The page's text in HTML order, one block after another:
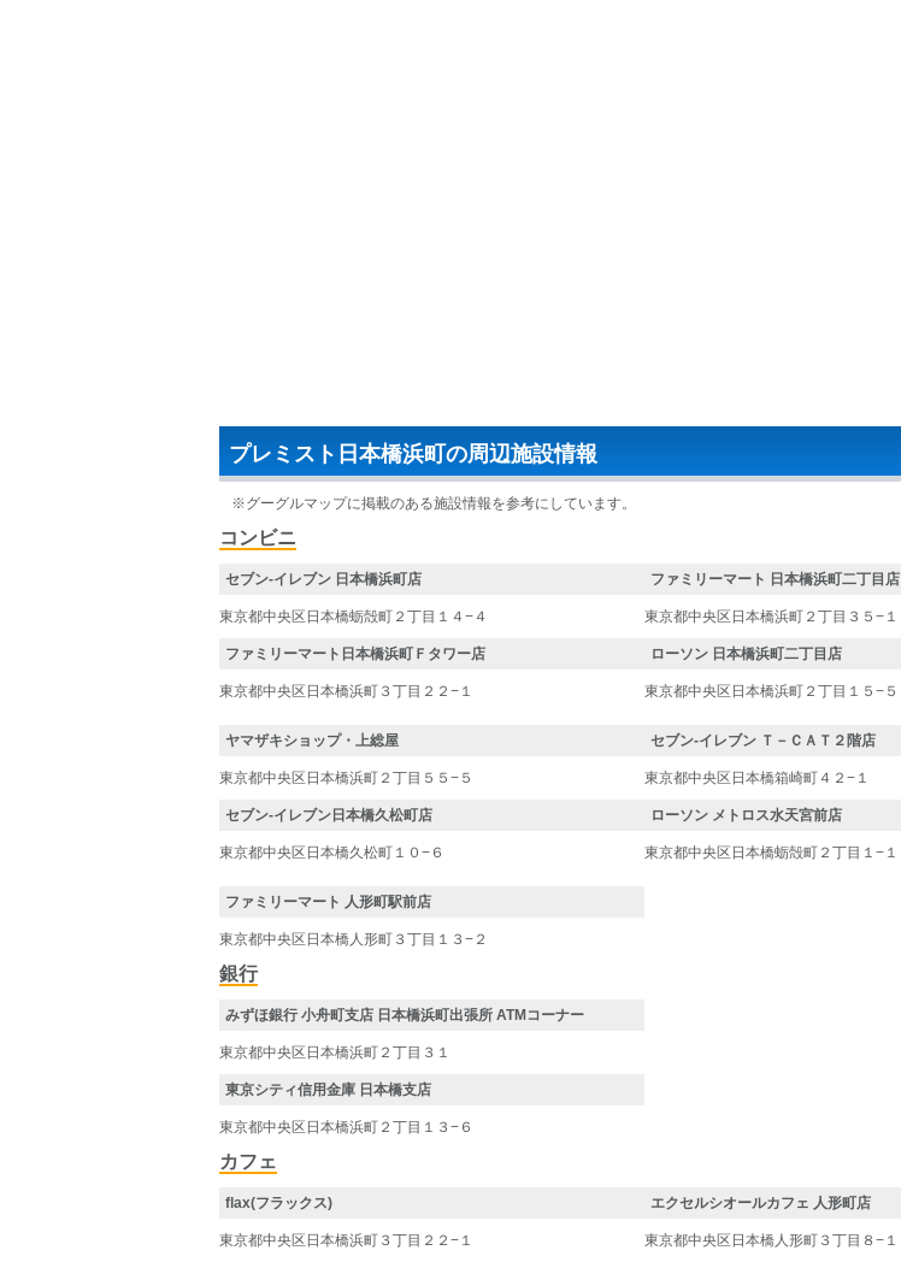
プレミスト日本橋浜町の周辺施設情報
※グーグルマップに掲載のある施設情報を参考にしています。
コンビニ
セブン‐イレブン 日本橋浜町店
東京都中央区日本橋蛎殻町２丁目１４−４
ファミリーマート日本橋浜町Ｆタワー店
東京都中央区日本橋浜町３丁目２２−１
ファミリーマート 日本橋浜町二丁目店
東京都中央区日本橋浜町２丁目３５−１
ローソン 日本橋浜町二丁目店
東京都中央区日本橋浜町２丁目１５−５
ヤマザキショップ・上総屋
東京都中央区日本橋浜町２丁目５５−５
セブン-イレブン日本橋久松町店
東京都中央区日本橋久松町１０−６
セブン-イレブン Ｔ－ＣＡＴ２階店
東京都中央区日本橋箱崎町４２−１
ローソン メトロス水天宮前店
東京都中央区日本橋蛎殻町２丁目１−１
ファミリーマート 人形町駅前店
東京都中央区日本橋人形町３丁目１３−２
銀行
みずほ銀行 小舟町支店 日本橋浜町出張所 ATMコーナー
東京都中央区日本橋浜町２丁目３１
東京シティ信用金庫 日本橋支店
東京都中央区日本橋浜町２丁目１３−６
カフェ
flax(フラックス)
東京都中央区日本橋浜町３丁目２２−１
エクセルシオールカフェ 人形町店
東京都中央区日本橋人形町３丁目８−１